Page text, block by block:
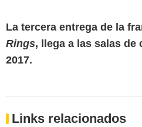
La tercera entrega de la
Rings, llega a las salas de
2017.
Links relacionados